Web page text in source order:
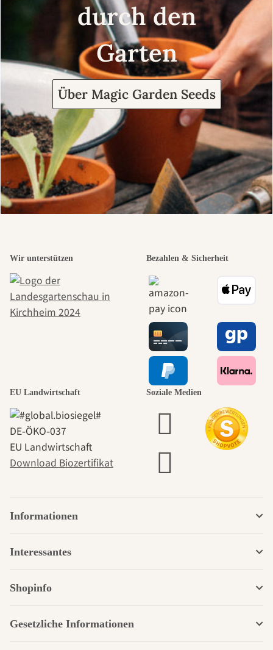
durch den
Garten
Über Magic Garden Seeds
Wir unterstützen Bezahlen & Sicherheit
EU Landwirtschaft
DE‑ÖKO‑037
EU Landwirtschaft
Download Biozertifikat
Soziale Medien
Informationen
Interessantes
Shopinfo
Gesetzliche Informationen